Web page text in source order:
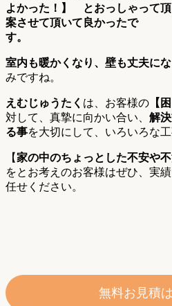
よかった！】 とおっしゃって
案させて頂いて良かったで
す
室内も暖かくなり、壁も丈夫にな
みですね。
えむじゅうたく は、お客様の 【
対して、真摯に向かい合い、 解
る事を大切にして、いろいろな
【家の中のちょっとした不安や
をとお考えのお客様はぜひ、実
任せください。
無料お見積